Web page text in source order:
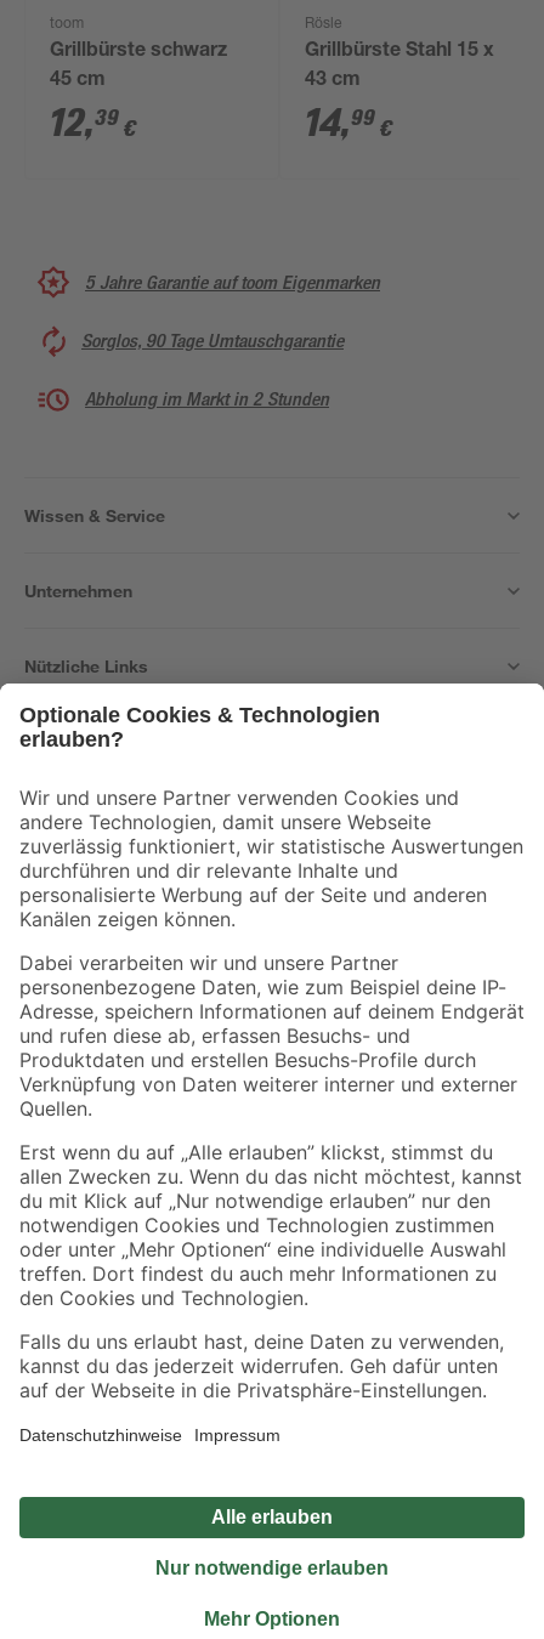
toom
Grillbürste schwarz
45 cm
12,39 €
Rösle
Grillbürste Stahl 15 x
43 cm
14,99 €
5 Jahre Garantie auf toom Eigenmarken
Sorglos, 90 Tage Umtauschgarantie
Abholung im Markt in 2 Stunden
Wissen & Service
Unternehmen
Nützliche Links
Der toom Newsletter: Keine Angebote und Aktionen mehr verpassen!
Zur Newsletter Anmeldung
Folge uns
Zahlungsarten Versandarten
Sicher einkaufen
Jetzt die toom-App herunterladen
Alle Preisangaben in EUR inkl. gesetzl. MwSt.. Die dargestellten Angebote sind unter
Umständen nicht in allen Märkten verfügbar. Die angegebenen Verfügbarkeiten beziehen
Produkte nur solange der Vorrat reicht.
*Paketversand ab 59 € versandkostenfrei, gilt nicht für Artikel mit Speditionsversand, hier
Privatsphäre Impressum
Nutzungsbedingungen
Widerrufsrecht
Vertrag widerrufen
© 2026 toom Baumarkt GmbH